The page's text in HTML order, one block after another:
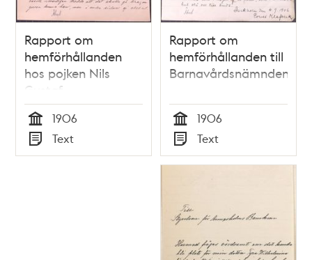
Rapport om
hemförhållanden
hos pojken Nils
Gustaf
Tid
1906
Typ
Text
Rapport om
hemförhållanden till
Barnavårdsnämnden
Tid
1906
Typ
Text